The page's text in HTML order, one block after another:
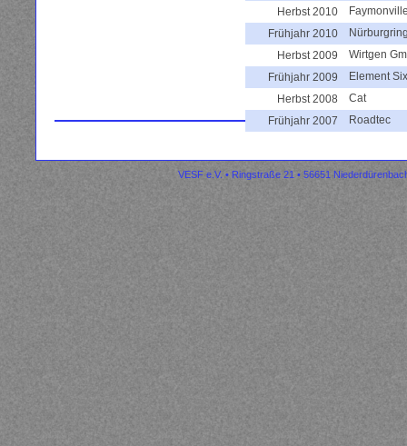
Herbst 2010
Frühjahr 2010
Herbst 2009
Wirtgen
Frühjahr 2009
Element Six
Herbst 2008
Cat
Frühjahr 2007
Roadtec
VESF e.V. • Ringstraße 21 • 56651